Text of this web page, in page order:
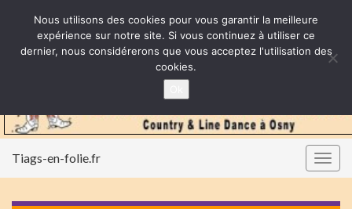
Tiags-en-folie.fr
Nous utilisons des cookies pour vous garantir la meilleure
expérience sur notre site. Si vous continuez à utiliser ce
dernier, nous considérerons que vous acceptez l'utilisation des
cookies.